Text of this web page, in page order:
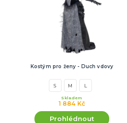
Kostým pro ženy - Duch vdovy
S M L
1 884 Kč
Skladem
Prohlédnout